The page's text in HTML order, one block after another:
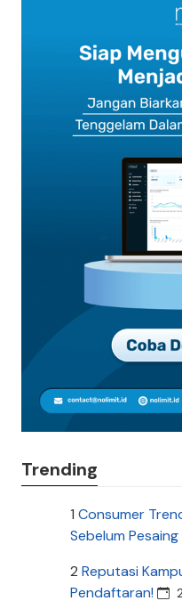
Trending
1 Consumer
Sebelum
2 Reputasi
Pendaftaran!